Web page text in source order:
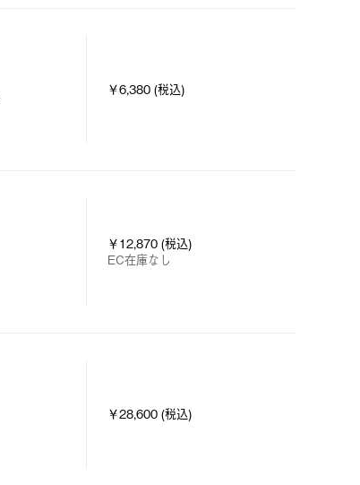
￥6,380 (税込)
￥12,870 (税込)
EC在庫なし
￥28,600 (税込)